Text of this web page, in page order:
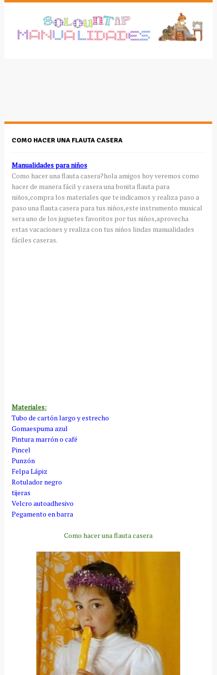
COMO HACER UNA FLAUTA CASERA
Manualidades para niños
Como hacer una flauta casera?hola amigos hoy veremos como
hacer de manera fácil y casera una bonita flauta para
niños,compra los materiales que te indicamos y realiza paso a
paso una flauta casera para tus niños,este instrumento musical
sera uno de los juguetes favoritos por tus niños,aprovecha
estas vacaciones y realiza con tus niños lindas manualidades
fáciles caseras.
Materiales:
Tubo de cartón largo y estrecho
Gomaespuma azul
Pintura marrón o café
Pincel
Punzón
Felpa Lápiz
Rotulador negro
tijeras
Velcro autoadhesivo
Pegamento en barra
Como hacer una flauta casera